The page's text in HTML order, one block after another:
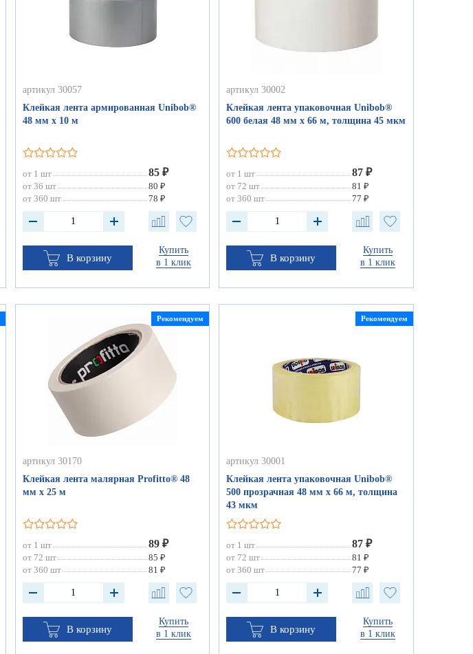
артикул 30057
Клейкая лента армированная Unibob®
48 мм х 10 м
от 1 шт 85 ₽
от 36 шт
80 ₽
от 360 шт
78 ₽
В корзину
Купить
в 1 клик
артикул 30002
Клейкая лента упаковочная Unibob®
600 белая 48 мм х 66 м, толщина 45 мкм
от 1 шт 87 ₽
от 72 шт
81 ₽
от 360 шт
77 ₽
В корзину
Купить
в 1 клик
Рекомендуем
артикул 30170
Клейкая лента малярная Profitto® 48
мм х 25 м
от 1 шт 89 ₽
от 72 шт
85 ₽
от 360 шт
81 ₽
В корзину
Купить
в 1 клик
Рекомендуем
артикул 30001
Клейкая лента упаковочная Unibob®
500 прозрачная 48 мм х 66 м, толщина
43 мкм
от 1 шт 87 ₽
от 72 шт
81 ₽
от 360 шт
77 ₽
В корзину
Купить
в 1 клик